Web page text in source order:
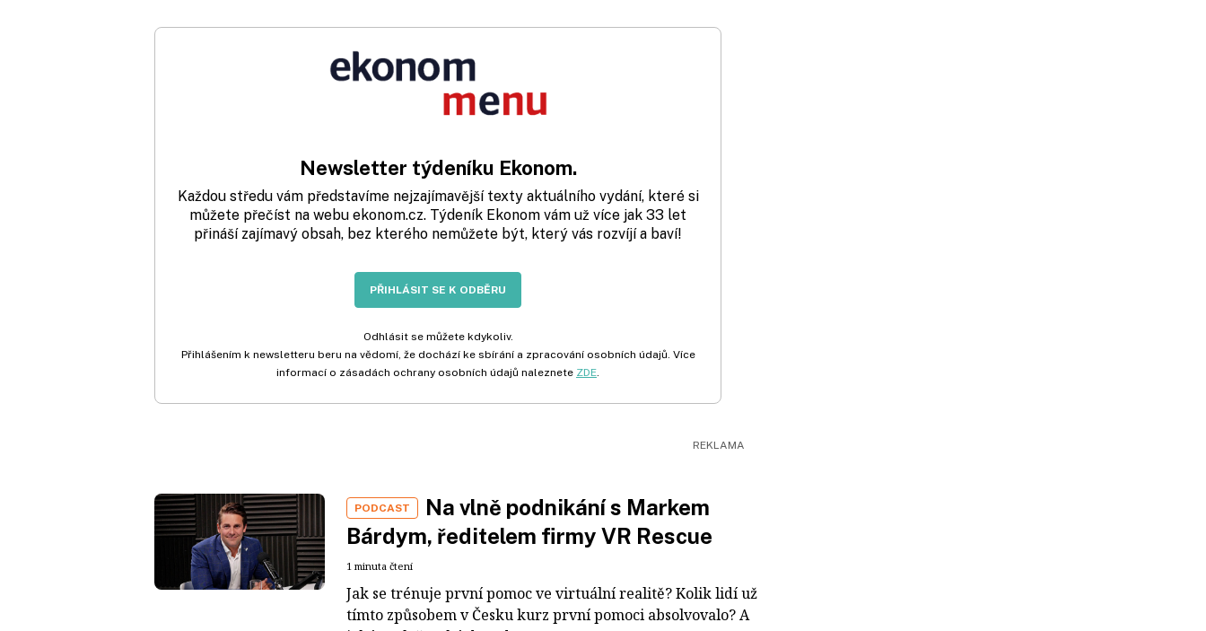
Newsletter týdeníku Ekonom.
Každou středu vám představíme nejzajímavější texty aktuálního vydání, které si
můžete přečíst na webu ekonom.cz. Týdeník Ekonom vám už více jak 33 let
přináší zajímavý obsah, bez kterého nemůžete být, který vás rozvíjí a baví!
PŘIHLÁSIT SE K ODBĚRU
Odhlásit se můžete kdykoliv.
Přihlášením k newsletteru beru na vědomí, že dochází ke sbírání a zpracování osobních údajů. Více
informací o zásadách ochrany osobních údajů naleznete ZDE
PODCAST
Na vlně podnikání s Markem
Bárdym, ředitelem firmy VR Rescue
1 minuta čtení
Jak se trénuje první pomoc ve virtuální realitě? Kolik lidí už
tímto způsobem v Česku kurz první pomoci absolvovalo? A